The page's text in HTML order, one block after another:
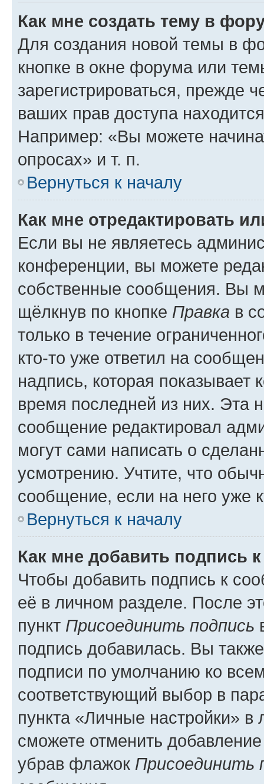
Как мне создать тему в
Для создания новой темы в
кнопке в окне форума или
зарегистрироваться, прежде
ваших прав доступа
Например: «Вы можете
опросах» и т. п.
Вернуться к началу
Как мне отредактировать
Если вы не являетесь
конференции, вы можете
собственные сообщения. Вы
щёлкнув по кнопке Правка в
только в течение
кто-то уже ответил на
надпись, которая показывает
время последней из них. Эта
сообщение редактировал
могут сами написать о
усмотрению. Учтите, что
сообщение, если на него уже
Вернуться к началу
Как мне добавить подпись
Чтобы добавить подпись к
её в личном разделе. После
пункт Присоединить подпись
подпись добавилась. Вы
подписи по умолчанию ко
соответствующий выбор в
пункта «Личные настройки»
сможете отменить
убрав флажок Присоединить